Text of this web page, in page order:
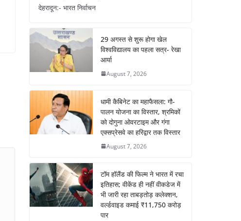
देहरादून:- भारत निर्वाचन
29 अगस्त से शुरू होगा खेल
विश्वविद्यालय का पहला सत्र- रेखा
आर्या
August 7, 2026
धामी कैबिनेट का महाफैसला: गौ-
पालन योजना का विस्तार, श्रमिकों
को दोगुना ओवरटाइम और गंगा
एक्सप्रेसवे का हरिद्वार तक विस्तार
August 7, 2026
टॉम हॉलैंड की फिल्म ने भारत में रचा
इतिहास; वीकेंड ही नहीं वीकडेज में
भी जारी रहा ताबड़तोड़ कलेक्शन,
वर्ल्डवाइड कमाई ₹11,750 करोड़
पार